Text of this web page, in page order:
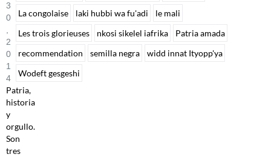
3
0
2
0
1
4
Patria,
historia
y
orgullo.
Son
tres
La congolaise
laki hubbi wa fu'adi
le mali
Les trois glorieuses
nkosi sikelel iafrika
Patria amada
recommendation
semilla negra
widd innat Ityopp'ya
Wodeft gesgeshi